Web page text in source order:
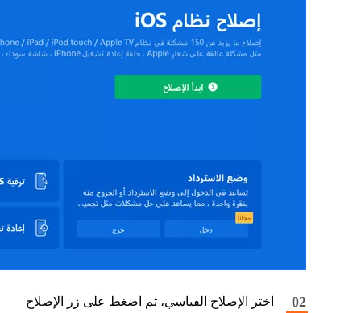
اختر الإصلاح القياسي، ثم اضغط على زر الإصلاح